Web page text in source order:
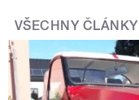
VŠECHNY ČLÁNKY